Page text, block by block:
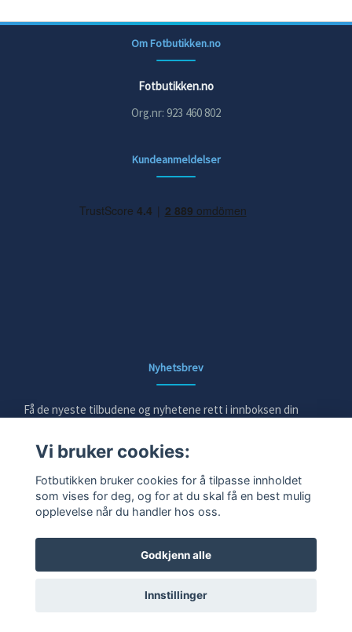
Om Fotbutikken.no
Fotbutikken.no
Org.nr: 923 460 802
Kundeanmeldelser
Nyhetsbrev
Få de nyeste tilbudene og nyhetene rett i innboksen din
E-post
Ja takk!
Vi bruker cookies:
Fotbutikken bruker cookies for å tilpasse innholdet
som vises for deg, og for at du skal få en best mulig
opplevelse når du handler hos oss.
Godkjenn alle
Innstillinger